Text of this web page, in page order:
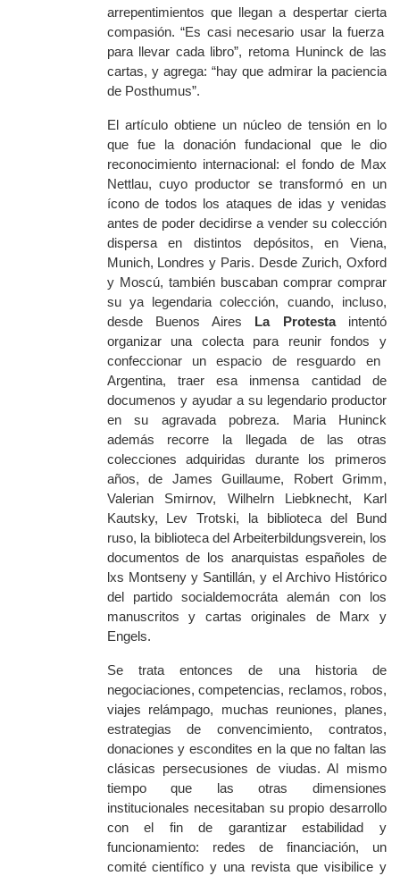
arrepentimientos que llegan a despertarcierta
compasión. “Es casi necesario usar la fuerza
para llevar cada libro”, retoma Huninck de las
cartas, y agrega: “hay que admirar la paciencia
de Posthumus”.
El artículo obtiene un núcleo de tensión en lo
que fue la donación fundacional que le dio
reconocimiento internacional: el fondo de Max
Nettlau, cuyo productor se transformó en un
ícono de todos los ataques de idas y venidas
antes de poder decidirse a vender su colección
dispersaen distintos depósitos,en Viena,
Munich, Londres y Paris. Desde Zurich, Oxford
yMoscú, tambiénbuscaban comprar comprar
su ya legendaria colección, cuando, incluso,
desde Buenos Aires La Protesta intentó
organizaruna colecta para reunirfondosy
confeccionar un espacio de resguardo en
Argentina, traer esa inmensa cantidad de
documenos y ayudar a su legendarioproductor
en su agravada pobreza. Maria Huninck
además recorre la llegada de las otras
colecciones adquiridas durante los primeros
años, de James Guillaume, Robert Grimm,
Valerian Smirnov, Wilhelrn Liebknecht, Karl
Kautsky, Lev Trotski, la biblioteca del Bund
ruso, la biblioteca del Arbeiterbildungsverein, los
documentos de los anarquistas españoles de
lxs Montseny y Santillán,y elArchivo Histórico
del partido socialdemocráta alemán con los
manuscritos y cartas originales de Marx y
Engels.
Se trata entonces de una historia de
negociaciones, competencias, reclamos, robos,
viajes relámpago, muchas reuniones, planes,
estrategias de convencimiento, contratos,
donaciones y escondites en la que no faltan las
clásicas persecusiones de viudas. Al mismo
tiempo que las otras dimensiones
institucionales necesitaban su propio desarrollo
con el fin de garantizar estabilidad y
funcionamiento: redes de financiación, un
comité científico y una revista que visibilice y